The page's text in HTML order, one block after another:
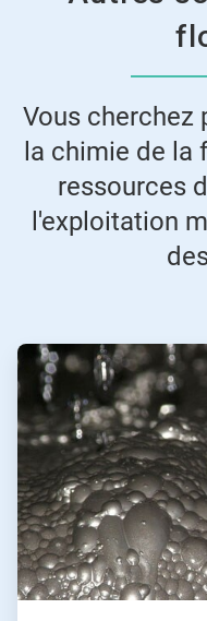
Vous cherchez
la chimie de la
ressources
l'exploitation
ArticleTile
de
2